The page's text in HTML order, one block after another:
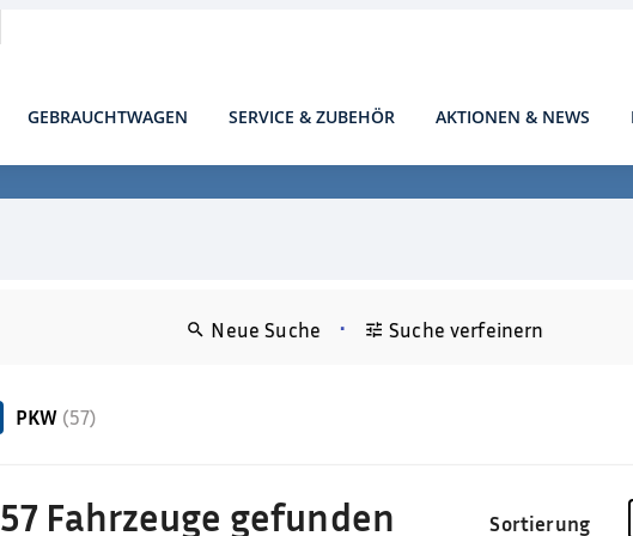
GEBRAUCHTWAGEN SERVICE & ZUBEHÖR AKTIONEN & NEWS
Neue Suche • Suche verfeinern
PKW (57)
57 Fahrzeuge gefunden Sortierung